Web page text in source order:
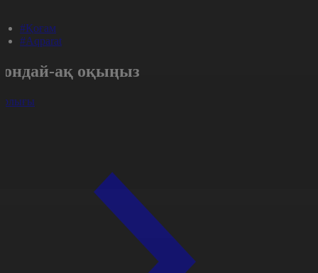
#Қоғам
#Aqparat
ақ оқыңыз